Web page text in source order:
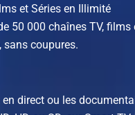
et Séries en Illimité
50 000 chaînes TV,
sans coupures.
direct ou les